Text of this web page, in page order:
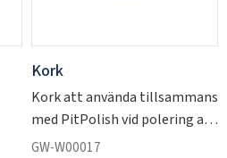
Kork
Kork att använda tillsammans
med PitPolish vid polering av
stenskott.
GW-W00017